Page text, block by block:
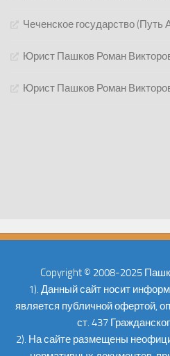
Чеченское государство
Юрист Пашков Роман
Юрист Пашков Роман
Copyright © 2008-2025
1). Данный сайт носит
является публичной офертой,
ст. 437
2). На сайте размещены